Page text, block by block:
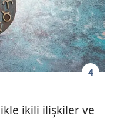
4
ikili ilişkiler ve